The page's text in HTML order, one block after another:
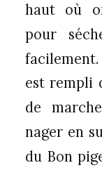
haut où
pour
facilement.
est rempli
de
nager en
du Bon